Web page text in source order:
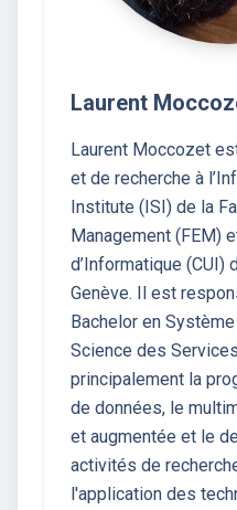
Laurent
Laurent Moccozet
et de recherche à
Institute (ISI) de la
Management (FEM)
d’Informatique (CUI)
Genève. Il est
Bachelor en
Science des
principalement la
de données, le
et augmentée et le
activités de
l'application des